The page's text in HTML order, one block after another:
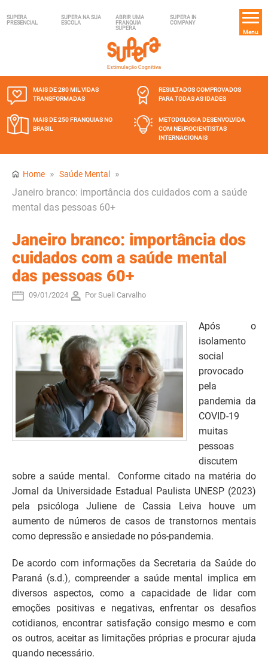
SUPERA
PRESENCIAL
SUPERA NA SUA
ESCOLA
ABRIR UMA
FRANQUIA
SUPERA
SUPERA IN
COMPANY
Menu
MAIS DE 280 MILVIDAS
TRANSFORMADAS
RESULTADOS COMPROVADOS
PARA TODAS AS IDADES
MAIS DE 250 FRANQUIASNO
BRASIL
METODOLOGIA DESENVOLVIDA
COM NEUROCIENTISTAS
INTERNACIONAIS
Home » Saúde Mental
»
Janeiro branco: importância dos cuidados com a saúde
mental das pessoas 60+
Janeiro branco: importância dos
cuidados com a saúde mental
das pessoas 60+
09/01/2024 Por Sueli Carvalho
Após o
isolamento
social
provocado
pela
pandemia da
COVID-19
muitas
pessoas
discutem
sobre a saúde mental. Conforme citado na matéria do
Jornal da Universidade Estadual Paulista UNESP (2023)
pela psicóloga Juliene de Cassia Leiva houve um
aumento de números de casos de transtornos mentais
como depressão e ansiedade no pós-pandemia.
De acordo com informações da Secretaria da Saúde do
Paraná (s.d.), compreender a saúde mental implica em
diversos aspectos, como a capacidade de lidar com
emoções positivas e negativas, enfrentar os desafios
cotidianos, encontrar satisfação consigo mesmo e com
os outros, aceitar as limitações próprias e procurar ajuda
quando necessário.